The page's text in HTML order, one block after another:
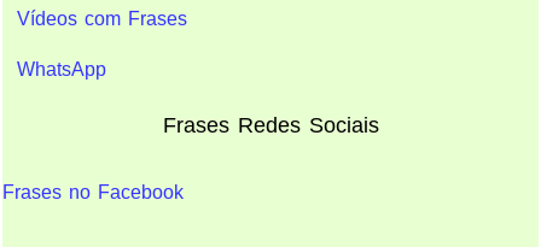
Vídeos com Frases
WhatsApp
Frases Redes Sociais
Frases no Facebook